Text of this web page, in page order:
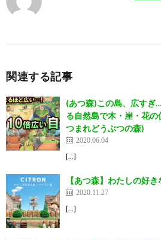
関連する記事
(あつ森)この島、広すぎ
る自然島で木・崖・花
つまれどうぶつの森)
2020.06.04
[…]
【あつ森】わたしの好
2020.11.27
[…]